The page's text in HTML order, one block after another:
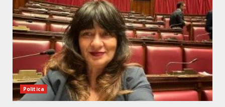
Politica